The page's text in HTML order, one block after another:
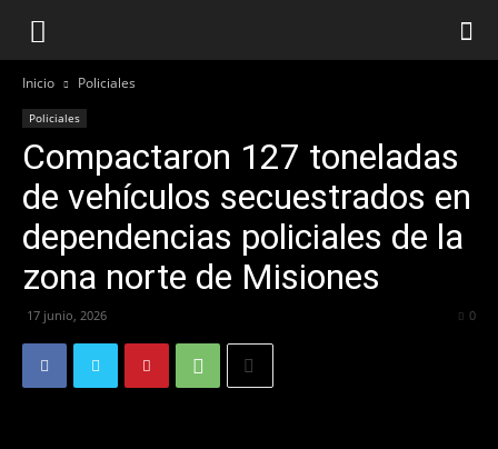
Inicio Policiales
Policiales
Compactaron 127 toneladas
de vehículos secuestrados en
dependencias policiales de la
zona norte de Misiones
17 junio, 2026 0